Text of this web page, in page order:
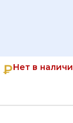
₽Нет в